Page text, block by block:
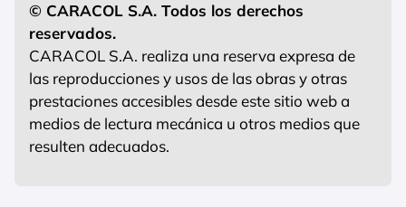
© CARACOL S.A. Todos los derechos
reservados.
CARACOL S.A. realiza una reserva expresa de
las reproducciones y usos de las obras y otras
prestaciones accesibles desde este sitio web a
medios de lectura mecánica u otros medios que
resulten adecuados.